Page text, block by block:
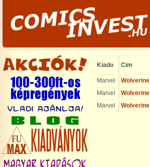
Kiado Cim
Marvel Wolverine
Marvel
Wolverine
Marvel
Wolverine